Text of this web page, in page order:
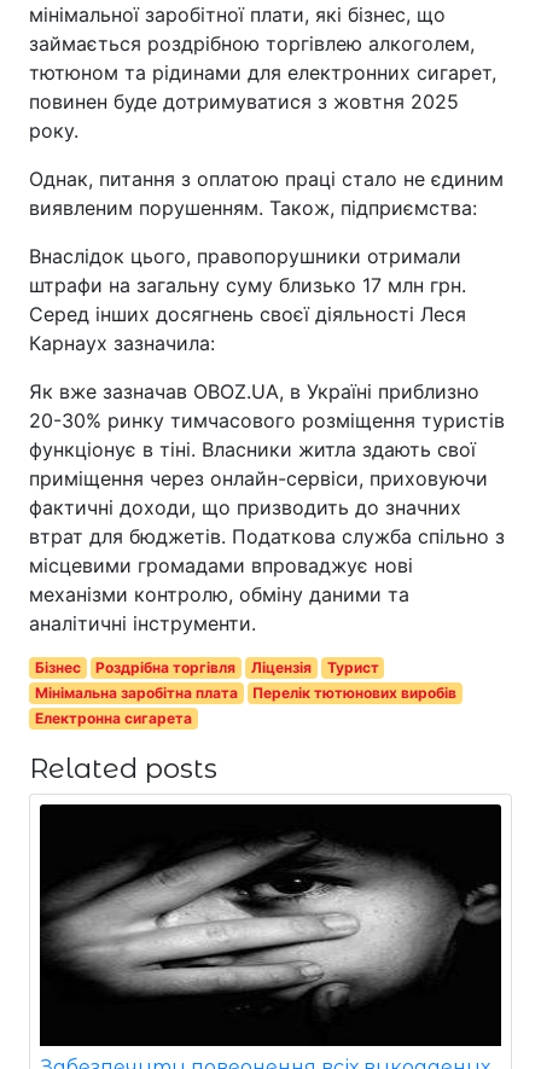
мінімальної заробітної плати, які бізнес, що
займається роздрібною торгівлею алкоголем,
тютюном та рідинами для електронних сигарет,
повинен буде дотримуватися з жовтня 2025
року.
Однак, питання з оплатою праці стало не єдиним
виявленим порушенням. Також, підприємства:
Внаслідок цього, правопорушники отримали
штрафи на загальну суму близько 17 млн грн.
Серед інших досягнень своєї діяльності Леся
Карнаух зазначила:
Як вже зазначав OBOZ.UA, в Україні приблизно
20-30% ринку тимчасового розміщення туристів
функціонує в тіні. Власники житла здають свої
приміщення через онлайн-сервіси, приховуючи
фактичні доходи, що призводить до значних
втрат для бюджетів. Податкова служба спільно з
місцевими громадами впроваджує нові
механізми контролю, обміну даними та
аналітичні інструменти.
Бізнес Роздрібна торгівля Ліцензія
Турист
Мінімальна заробітна плата
Перелік тютюнових виробів
Електронна сигарета
Related posts